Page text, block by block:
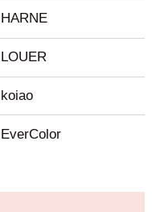
HARNE
LOUER
koiao
EverColor